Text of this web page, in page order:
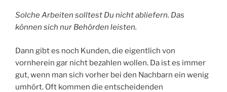
Solche Arbeiten solltest Du nicht abliefern. Das
können sich nur Behörden leisten.
Dann gibt es noch Kunden, die eigentlich von
vornherein gar nicht bezahlen wollen. Da ist es immer
gut, wenn man sich vorher bei den Nachbarn ein wenig
umhört. Oft kommen die entscheidenden